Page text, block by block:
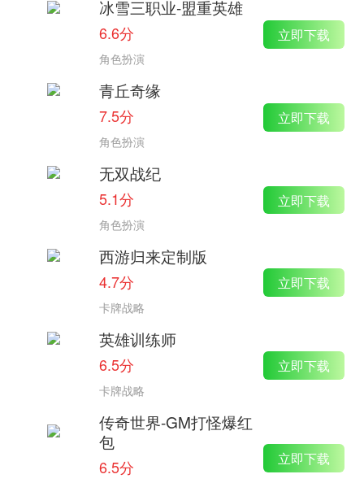
冰雪三职业-盟重英雄
6.6分
角色扮演
立即下载
青丘奇缘
7.5分
角色扮演
立即下载
无双战纪
5.1分
角色扮演
立即下载
西游归来定制版
4.7分
卡牌战略
立即下载
英雄训练师
6.5分
卡牌战略
立即下载
传奇世界-GM打怪爆红
包
6.5分 立即下载